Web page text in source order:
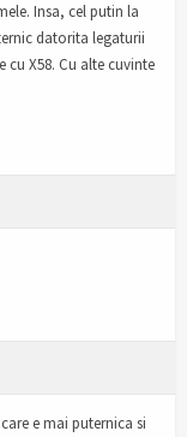
Insa, cel putin la
datorita legaturii
X58. Cu alte cuvinte
e mai puternica si